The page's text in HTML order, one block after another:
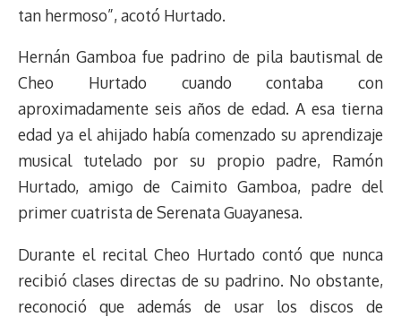
tan hermoso”, acotó Hurtado.
Hernán Gamboa fue padrino de pila bautismal de
Cheo Hurtado cuando contaba con
aproximadamente seis años de edad. A esa tierna
edad ya el ahijado había comenzado su aprendizaje
musical tutelado por su propio padre, Ramón
Hurtado, amigo de Caimito Gamboa, padre del
primer cuatrista de Serenata Guayanesa.
Durante el recital Cheo Hurtado contó que nunca
recibió clases directas de su padrino. No obstante,
reconoció que además de usar los discos de